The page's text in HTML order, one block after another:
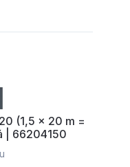
(1,5 × 20 m =
| 66204150